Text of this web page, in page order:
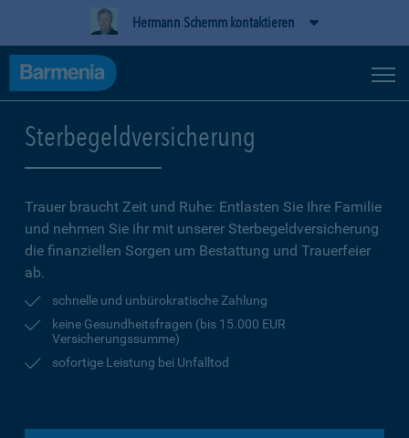
Hermann Schemm kontaktieren
Sterbegeldversicherung
Trauer braucht Zeit und Ruhe: Entlasten Sie Ihre Familie
und nehmen Sie ihr mit unserer Sterbegeldversicherung
die finanziellen Sorgen um Bestattung und Trauerfeier
ab.
schnelle und unbürokratische Zahlung
keine Gesundheitsfragen (bis 15.000 EUR
Versicherungssumme)
sofortige Leistung bei Unfalltod